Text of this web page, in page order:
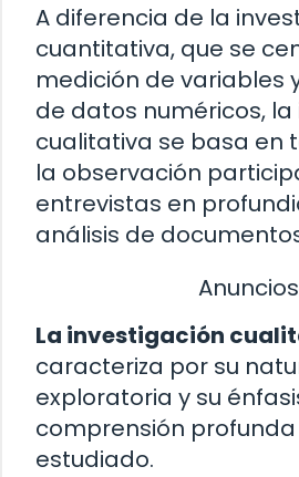
A diferencia de la
cuantitativa, que se
medición de variables
de datos numéricos,
cualitativa se basa en
la observación
entrevistas en
análisis de
Anuncios
La investigación
caracteriza por su
exploratoria y su
comprensión
estudiado.